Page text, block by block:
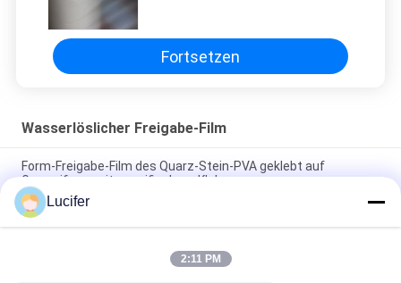
Oberflächen
Fortsetzen
Wasserlöslicher Freigabe-Film
Form-Freigabe-Film des Quarz-Stein-PVA geklebt auf
Gummiform mit spezifischem Kleber
1850mmx1000mx38micron PVA-Auslösungsfolie für
Quarzsteinscheiben
1840mmx1000mx30micron PVA-Wasserlöslicher Freisetzfilm
Lucifer
2:11 PM